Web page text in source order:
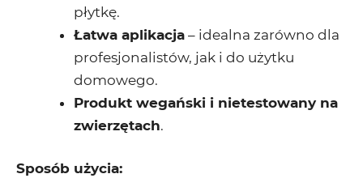
płytkę.
Łatwa aplikacja – idealna zarówno dla
profesjonalistów, jak i do użytku
domowego.
Produkt wegański i nietestowany na
zwierzętach.
Sposób użycia: